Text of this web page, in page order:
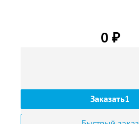
0 ₽
Заказать1